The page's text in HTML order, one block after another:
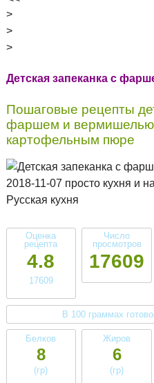
>
>
>
Детская запеканка с
Пошаговые рецепты
фаршем и
картофельным пюре
2018-11-07 просто кухня и
Русская кухня
Оценка
рецепта
4.8
17609
Число
просмотров
17609
В 100 граммах
Белков
8
(гр)
Жиров
6
(гр)